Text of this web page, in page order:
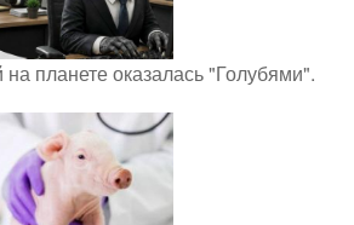
планете оказалась "Голубями".